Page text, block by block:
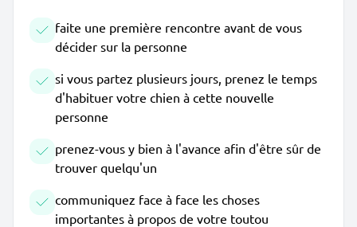
faite une première rencontre avant de vous
décider sur la personne
si vous partez plusieurs jours, prenez le temps
d'habituer votre chien à cette nouvelle
personne
prenez-vous y bien à l'avance afin d'être sûr de
trouver quelqu'un
communiquez face à face les choses
importantes à propos de votre toutou